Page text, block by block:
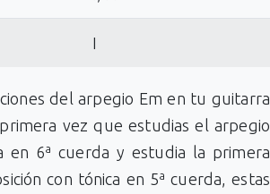
I
del arpegio Em en tu guitarra
vez que estudias el arpegio
en 6ª cuerda y estudia la primera
con tónica en 5ª cuerda, estas